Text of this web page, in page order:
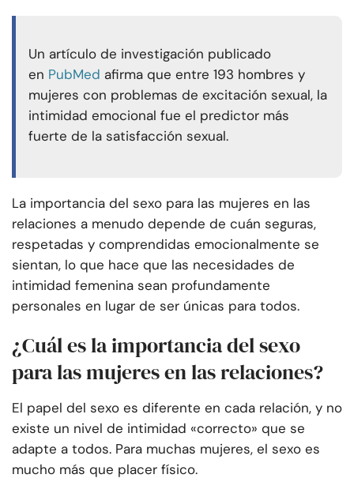
Un artículo de investigación publicado
en PubMed afirma que entre 193 hombres y
mujeres con problemas de excitación sexual, la
intimidad emocional fue el predictor más
fuerte de la satisfacción sexual.
La importancia del sexo para las mujeres en las
relaciones a menudo depende de cuán seguras,
respetadas y comprendidas emocionalmente se
sientan, lo que hace que las necesidades de
intimidad femenina sean profundamente
personales en lugar de ser únicas para todos.
¿Cuál es la importancia del sexo
para las mujeres en las relaciones?
El papel del sexo es diferente en cada relación, y no
existe un nivel de intimidad «correcto» que se
adapte a todos. Para muchas mujeres, el sexo es
mucho más que placer físico.